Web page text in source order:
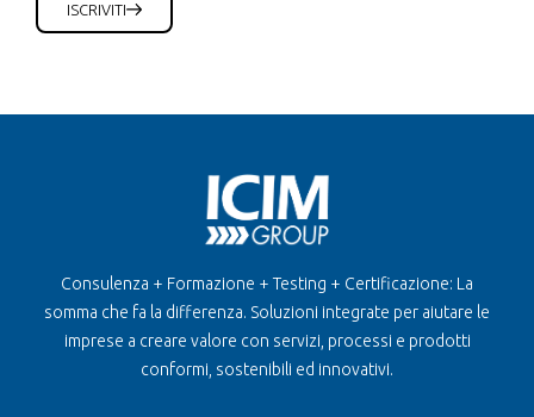
ISCRIVITI
Consulenza + Formazione + Testing + Certificazione: La
somma che fa la differenza. Soluzioni integrate per aiutare le
imprese a creare valore con servizi, processi e prodotti
conformi, sostenibili ed innovativi.